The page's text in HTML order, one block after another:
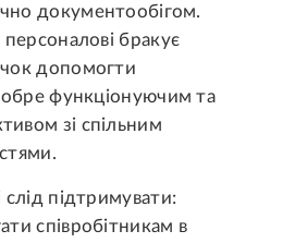
документообігом.
бракує
допомогти
функціонуючим та
зі спільним
підтримувати:
співробітникам в